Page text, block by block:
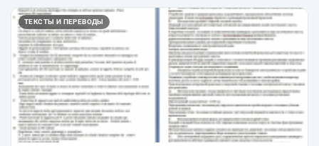
ТЕКСТЫ И ПЕРЕВОДЫ